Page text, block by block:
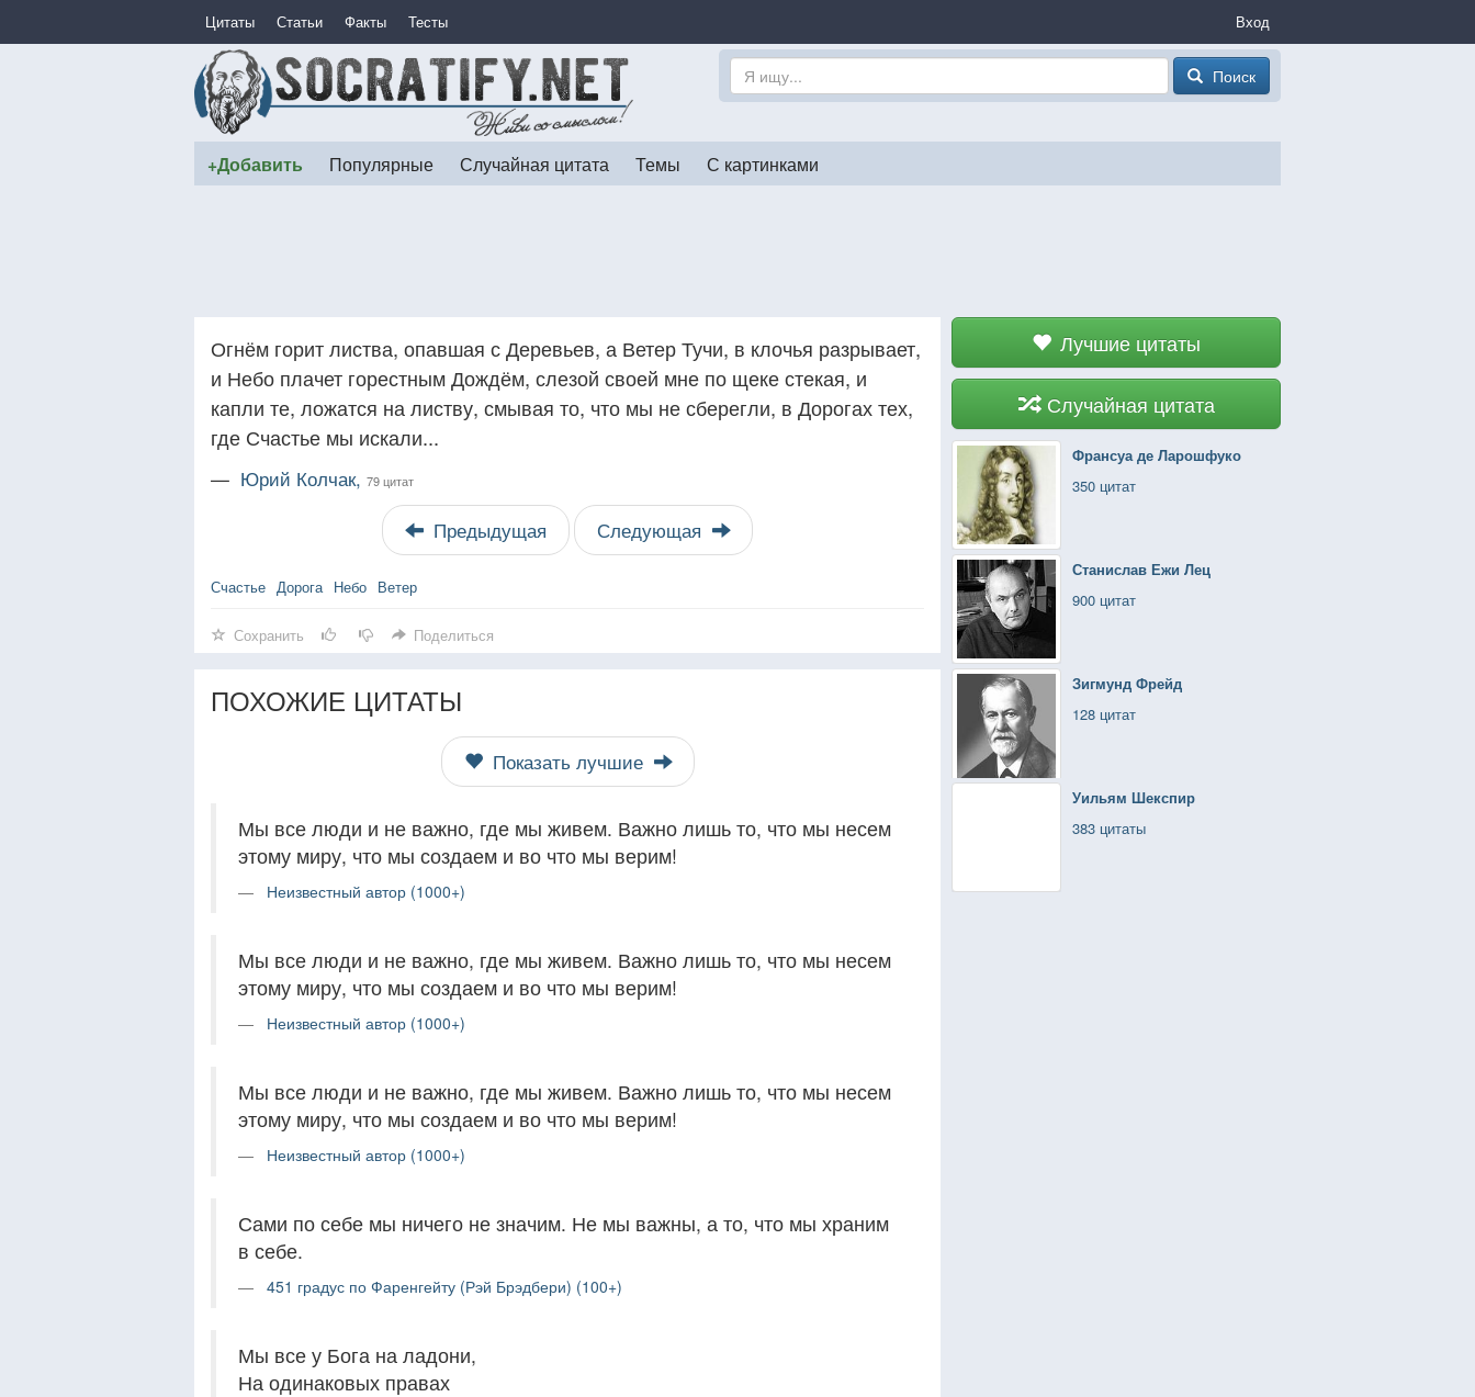
Цитаты Статьи Факты Тесты Вход
Поиск
+Добавить Популярные Случайная цитата Темы С картинками
Лучшие цитаты
Случайная цитата
Франсуа де Ларошфуко
350 цитат
Станислав Ежи Лец
900 цитат
Зигмунд Фрейд
128 цитат
Уильям Шекспир
383 цитаты
Огнём горит листва, опавшая с Деревьев, а Ветер Тучи, в клочья разрывает,
и Небо плачет горестным Дождём, слезой своей мне по щеке стекая, и
капли те, ложатся на листву, смывая то, что мы не сберегли, в Дорогах тех,
где Счастье мы искали...
— Юрий Колчак, 79 цитат
Предыдущая Следующая
Счастье Дорога Небо Ветер
Сохранить Поделиться
ПОХОЖИЕ ЦИТАТЫ
Показать лучшие
Мы все люди и не важно, где мы живем. Важно лишь то, что мы несем
этому миру, что мы создаем и во что мы верим!
Неизвестный автор (1000+)
Мы все люди и не важно, где мы живем. Важно лишь то, что мы несем
этому миру, что мы создаем и во что мы верим!
Неизвестный автор (1000+)
Мы все люди и не важно, где мы живем. Важно лишь то, что мы несем
этому миру, что мы создаем и во что мы верим!
Неизвестный автор (1000+)
Сами по себе мы ничего не значим. Не мы важны, а то, что мы храним
в себе.
451 градус по Фаренгейту (Рэй Брэдбери) (100+)
Мы все у Бога на ладони,
На одинаковых правах